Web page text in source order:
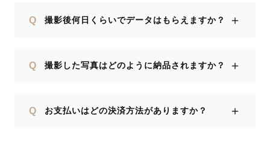
Q 撮影後何日くらいでデータはもらえますか？ ＋
Q 撮影した写真はどのように納品されますか？ ＋
Q お支払いはどの決済方法がありますか？ ＋